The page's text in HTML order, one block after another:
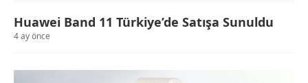
Huawei Band 11 Türkiye’de Satışa Sunuldu
4 ay önce